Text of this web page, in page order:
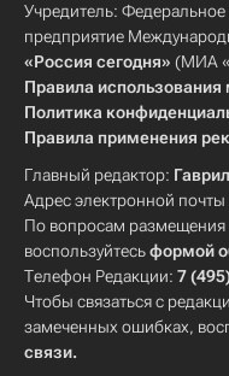
Учредитель: Федеральное
предприятие
«Россия сегодня» (МИА
Правила использования
Политика
Правила применения
Главный редактор:
Адрес электронной почты
По вопросам
воспользуйтесьформой
Телефон Редакции: 7
Чтобы связаться с
замеченных ошибках,
связи.